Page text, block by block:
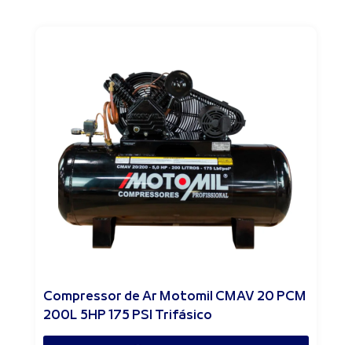
Compressor de Ar Motomil CMAV 20 PCM
200L 5HP 175 PSI Trifásico